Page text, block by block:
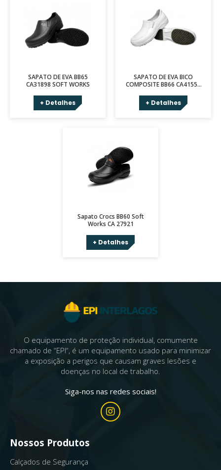
SAPATO DE EVA BB65
CA31898 SOFT WORKS
+ Detalhes
SAPATO DE EVA BICO
COMPOSITE BB66 CA41554
+ Detalhes
Sapato Crocs BB60 Soft
Works CA 27921
+ Detalhes
O equipamento de proteção individual, comumente
chamado de “EPI“, é um equipamento usado para minimizar
a exposição a perigos que causam graves lesões e
doenças no local de trabalho.
Siga-nos nas redes sociais!
Nossos Produtos
Calçados de Segurança